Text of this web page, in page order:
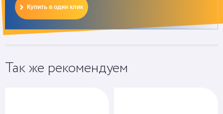
Купить в один клик
Так же рекомендуем